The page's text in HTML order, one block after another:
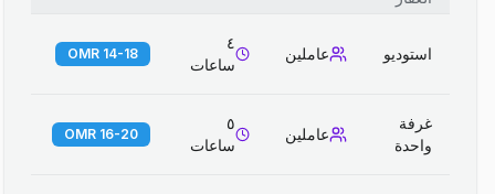
استوديو عاملين
٤
ساعات
14-18 OMR
غرفة
واحدة
عاملين
٥
ساعات
16-20 OMR